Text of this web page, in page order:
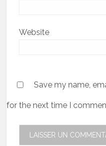
Website
Save my name,
for the next time I